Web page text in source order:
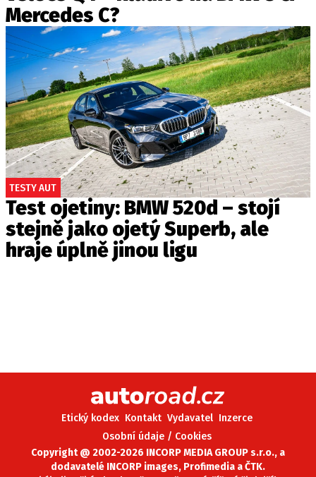
Mercedes C?
TESTY AUT
Test ojetiny: BMW 520d – stojí
stejně jako ojetý Superb, ale
hraje úplně jinou ligu
Etický kodex Kontakt Vydavatel Inzerce
Osobní údaje / Cookies
Copyright @ 2002-2026 INCORP MEDIA GROUP s.r.o., a
dodavatelé INCORP images, Profimedia a ČTK.